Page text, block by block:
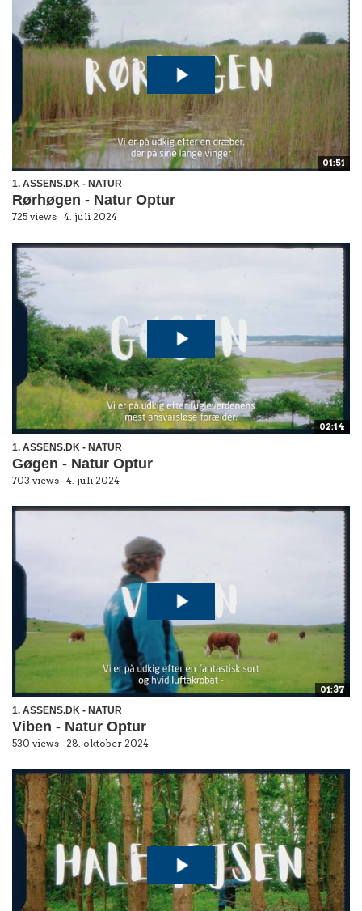
01:51
1. ASSENS.DK - NATUR
Rørhøgen - Natur Optur
725 views 4. juli 2024
02:14
1. ASSENS.DK - NATUR
Gøgen - Natur Optur
703 views 4. juli 2024
01:37
1. ASSENS.DK - NATUR
Viben - Natur Optur
530 views 28. oktober 2024